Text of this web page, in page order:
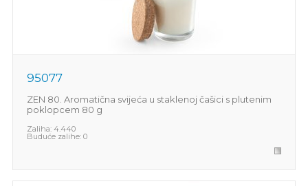
95077
ZEN 80. Aromatična svijeća u staklenoj čašici s plutenim
poklopcem 80 g
Zaliha: 4.440
Buduće zalihe: 0